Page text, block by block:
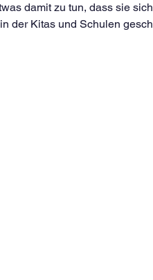
damit zu tun, dass sie
der Kitas und Schulen